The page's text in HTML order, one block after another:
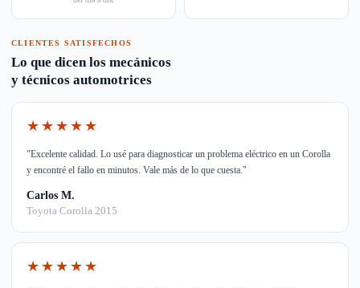
CLIENTES SATISFECHOS
Lo que dicen los mecánicos
y técnicos automotrices
★★★★★
"Excelente calidad. Lo usé para diagnosticar un problema eléctrico en un Corolla
y encontré el fallo en minutos. Vale más de lo que cuesta."
Carlos M.
Toyota Corolla 2015
★★★★★